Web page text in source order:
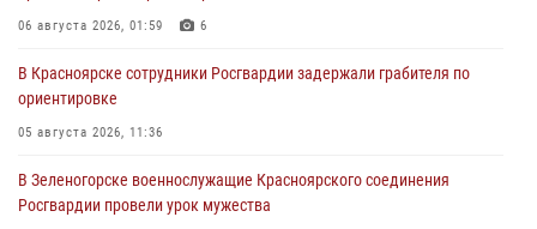
06 августа 2026, 01:59 6
В Красноярске сотрудники Росгвардии задержали грабителя по
ориентировке
05 августа 2026, 11:36
В Зеленогорске военнослужащие Красноярского соединения
Росгвардии провели урок мужества